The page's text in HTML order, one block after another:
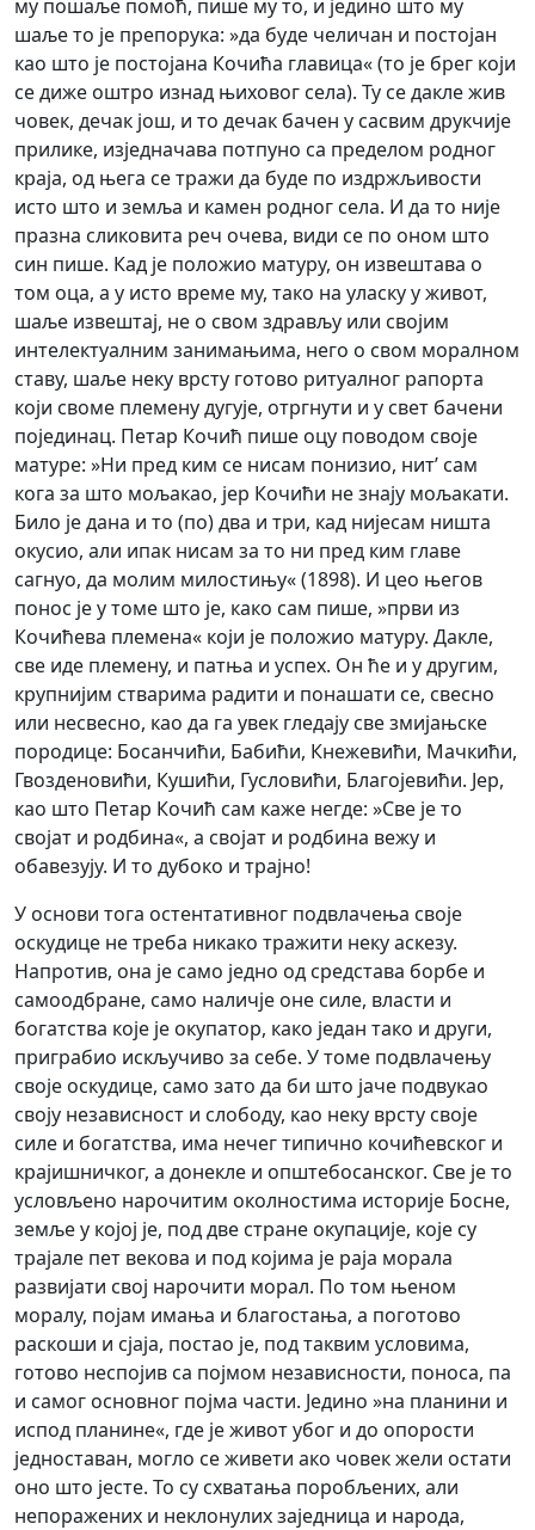
му пошаље помоћ, пише му то, и једино што му
шаље то је препорука: »да буде челичан и постојан
као што је постојана Кочића главица« (то је брег који
се диже оштро изнад њиховог села). Ту се дакле жив
човек, дечак још, и то дечак бачен у сасвим друкчије
прилике, изједначава потпуно са пределом родног
краја, од њега се тражи да буде по издржљивости
исто што и земља и камен родног села. И да то није
празна сликовита реч очева, види се по оном што
син пише. Кад је положио матуру, он извештава о
том оца, а у исто време му, тако на уласку у живот,
шаље извештај, не о свом здрављу или својим
интелектуалним занимањима, него о свом моралном
ставу, шаље неку врсту готово ритуалног рапорта
који своме племену дугује, отргнути и у свет бачени
појединац. Петар Кочић пише оцу поводом своје
матуре: »Ни пред ким се нисам понизио, нит’ сам
кога за што мољакао, јер Кочићи не знају мољакати.
Било је дана и то (по) два и три, кад нијесам ништа
окусио, али ипак нисам за то ни пред ким главе
сагнуо, да молим милостињу« (1898). И цео његов
понос је у томе што је, како сам пише, »први из
Кочићева племена« који је положио матуру. Дакле,
све иде племену, и патња и успех. Он ће и у другим,
крупнијим стварима радити и понашати се, свесно
или несвесно, као да га увек гледају све змијањске
породице: Босанчићи, Бабићи, Кнежевићи, Мачкићи,
Гвозденовићи, Кушићи, Гусловићи, Благојевићи. Јер,
као што Петар Кочић сам каже негде: »Све је то
својат и родбина«, а својат и родбина вежу и
обавезују. И то дубоко и трајно!
У основи тога остентативног подвлачења своје
оскудице не треба никако тражити неку аскезу.
Напротив, она је само једно од средстава борбе и
самоодбране, само наличје оне силе, власти и
богатства које је окупатор, како један тако и други,
приграбио искључиво за себе. У томе подвлачењу
своје оскудице, само зато да би што јаче подвукао
своју независност и слободу, као неку врсту своје
силе и богатства, има нечег типично кочићевског и
крајишничког, а донекле и општебосанског. Све је то
условљено нарочитим околностима историје Босне,
земље у којој је, под две стране окупације, које су
трајале пет векова и под којима је раја морала
развијати свој нарочити морал. По том њеном
моралу, појам имања и благостања, а поготово
раскоши и сјаја, постао је, под таквим условима,
готово неспојив са појмом независности, поноса, па
и самог основног појма части. Једино »на планини и
испод планине«, где је живот убог и до опорости
једноставан, могло се живети ако човек жели остати
оно што јесте. То су схватања поробљених, али
непоражених и неклонулих заједница и народа,